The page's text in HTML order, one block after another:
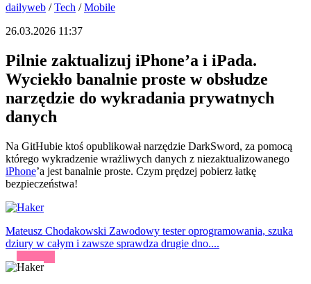
dailyweb /Tech /Mobile
26.03.2026 11:37
Pilnie zaktualizuj iPhone’a i iPada.
Wyciekło banalnie proste w obsłudze
narzędzie do wykradania prywatnych
danych
Na GitHubie ktoś opublikował narzędzie DarkSword, za pomocą
którego wykradzenie wrażliwych danych z niezaktualizowanego
iPhone’a jest banalnie proste. Czym prędzej pobierz łatkę
bezpieczeństwa!
Mateusz Chodakowski Zawodowy tester oprogramowania, szuka
dziury w całym i zawsze sprawdza drugie dno....